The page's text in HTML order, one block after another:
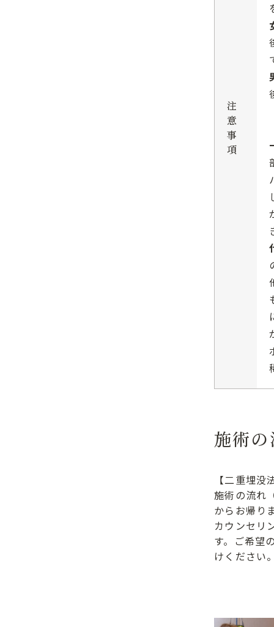
注
意
事
項
施術
【二重埋没
施術の流れ
からお帰り
カウンセリ
す。ご希望
けください